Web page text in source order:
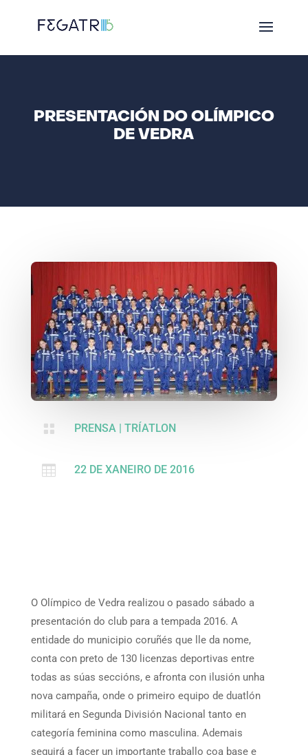
PRESENTACIÓN DO OLÍMPICO
DE VEDRA
 PRENSA | TRÍATLON
 22 DE XANEIRO DE 2016
O Olímpico de Vedra realizou o pasado sábado a
presentación do club para a tempada 2016. A
entidade do municipio coruñés que lle da nome,
conta con preto de 130 licenzas deportivas entre
todas as súas seccións, e afronta con ilusión unha
nova campaña, onde o primeiro equipo de duatlón
militará en Segunda División Nacional tanto en
categoría feminina como masculina. Ademais
seguirá a facer un importante traballo coa base e